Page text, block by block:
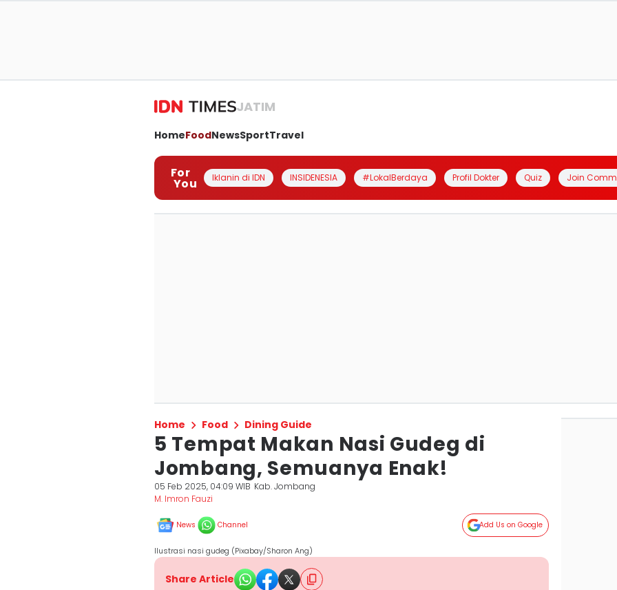
JATIM
HomeFoodNewsSportTravel
For
You Iklanin di IDN INSIDENESIA #LokalBerdaya Profil Dokter Quiz Join
Home Food Dining Guide
5 Tempat Makan Nasi Gudeg di
Jombang, Semuanya Enak!
05 Feb 2025, 04:09 WIB Kab. Jombang
M. Imron Fauzi
News Channel Add Us on Google
Ilustrasi nasi gudeg (Pixabay/Sharon Ang)
Share Article